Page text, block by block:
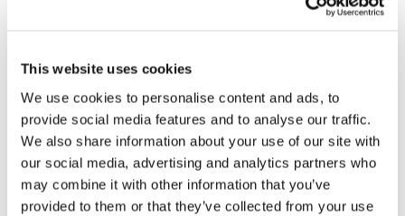
This website uses cookies
We use cookies to personalise content and ads, to
provide social media features and to analyse our traffic.
We also share information about your use of our site with
our social media, advertising and analytics partners who
may combine it with other information that you’ve
provided to them or that they’ve collected from your use
l’UCOII (Union des Communautés Islamiques
Comité exécutif RETINOPERA, qui ont présenté
leur action au ministre, en particulier le
parcours « #daretocare, « Citoyenneté active
et politique pour l’unité », développé au cours
de la période 2020-2021 avec les jeunes de
différents pays, d’où naquit l’exigence de la
campagne « Un vaccin pour tous ».